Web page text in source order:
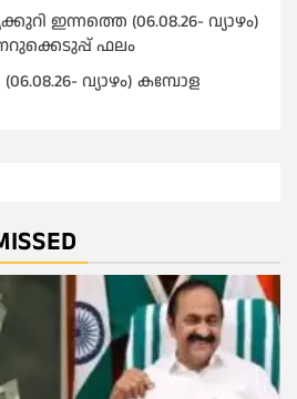
ഇന്നത്തെ (06.08.26- വ്യാഴം)
ഫലം
വ്യാഴം) കമ്പോള